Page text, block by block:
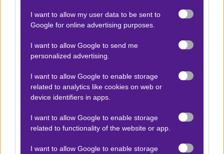
I want to allow my user data to be sent to
Google for online advertising purposes.
I want to allow Google to send me
personalized advertising.
I want to allow Google to enable storage
related to analytics like cookies on web or
device identifiers in apps.
I want to allow Google to enable storage
related to functionality of the website or app.
I want to allow Google to enable storage
Η Αμάντα Φούντη προτείνει:
World Championship Qualification UEFA 1
07.03.2026
19:00
-10.00
Under 2,5